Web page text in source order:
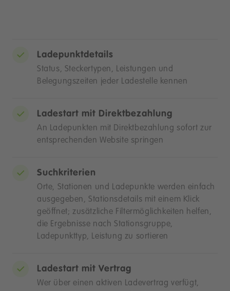
Ladepunktdetails
Status, Steckertypen, Leistungen und
Belegungszeiten jeder Ladestelle kennen
Ladestart mit Direktbezahlung
An Ladepunkten mit Direktbezahlung sofort zur
entsprechenden Website springen
Suchkriterien
Orte, Stationen und Ladepunkte werden einfach
ausgegeben, Stationsdetails mit einem Klick
geöffnet; zusätzliche Filtermöglichkeiten helfen,
die Ergebnisse nach Stationsgruppe,
Ladepunkttyp, Leistung zu sortieren
Ladestart mit Vertrag
Wer über einen aktiven Ladevertrag verfügt,